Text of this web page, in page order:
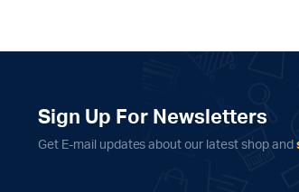
Sign Up For Newsletters
Get E-mail updates about our latest shop and